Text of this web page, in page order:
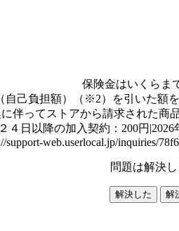
保険金はいくらま
己負担額）（※2）を引いた額
伴ってストアから請求された
４日以降の加入契約：200円
support-web.userlocal.jp/inquiries/
問題は解決
解決した 解